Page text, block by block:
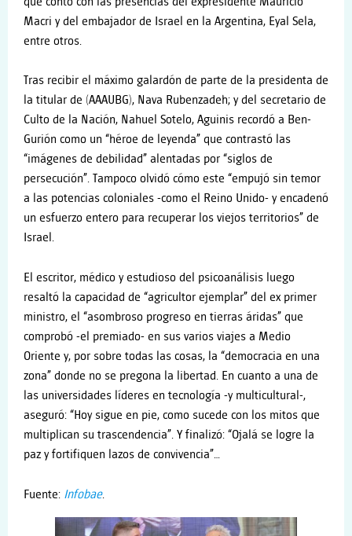
Macri y del embajador de Israel en la Argentina, Eyal Sela,
entre otros.
Tras recibir el máximo galardón de parte de la presidenta de
la titular de (AAAUBG), Nava Rubenzadeh; y del secretario de
Culto de la Nación, Nahuel Sotelo, Aguinis recordó a Ben-
Gurión como un “héroe de leyenda” que contrastó las
“imágenes de debilidad” alentadas por “siglos de
persecución”. Tampoco olvidó cómo este “empujó sin temor
a las potencias coloniales -como el Reino Unido- y encadenó
un esfuerzo entero para recuperar los viejos territorios” de
Israel.
El escritor, médico y estudioso del psicoanálisis luego
resaltó la capacidad de “agricultor ejemplar” del ex primer
ministro, el “asombroso progreso en tierras áridas” que
comprobó -el premiado- en sus varios viajes a Medio
Oriente y, por sobre todas las cosas, la “democracia en una
zona” donde no se pregona la libertad. En cuanto a una de
las universidades líderes en tecnología -y multicultural-,
aseguró: “Hoy sigue en pie, como sucede con los mitos que
multiplican su trascendencia”. Y finalizó: “Ojalá se logre la
paz y fortifiquen lazos de convivencia”…
Fuente: Infobae.